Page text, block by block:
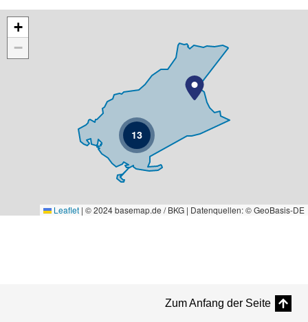
Karte überspringen
13
+
−
Leaflet | © 2024 basemap.de / BKG | Datenquellen: © GeoBasis-DE
Zum Anfang der Seite